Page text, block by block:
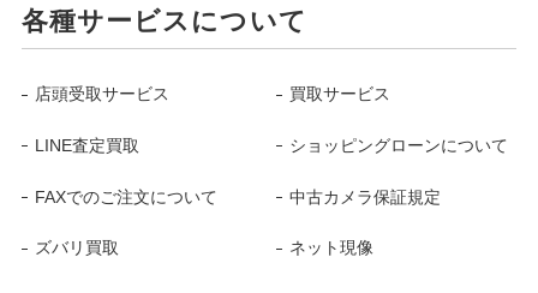
各種サービスについて
店頭受取サービス 買取サービス
LINE査定買取 ショッピングローンについて
FAXでのご注文について 中古カメラ保証規定
ズバリ買取 ネット現像